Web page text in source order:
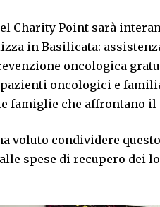
Charity Point sarà
in Basilicata:
oncologica
oncologici e
famiglie che affrontano
voluto condividere
spese di recupero dei